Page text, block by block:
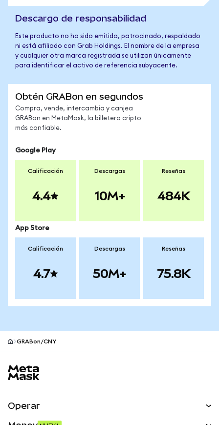
Descargo de responsabilidad
Este producto no ha sido emitido, patrocinado, respaldado
ni está afiliado con Grab Holdings. El nombre de la empresa
y cualquier otra marca registrada se utilizan únicamente
para identificar el activo de referencia subyacente.
Obtén GRABon en segundos
Compra, vende, intercambia y canjea
GRABon en MetaMask, la billetera cripto
más confiable.
Google Play
Calificación
4.4
Descargas
10M+
Reseñas
484K
App Store
Calificación
4.7
Descargas
50M+
Reseñas
75.8K
GRABon/CNY
Operar